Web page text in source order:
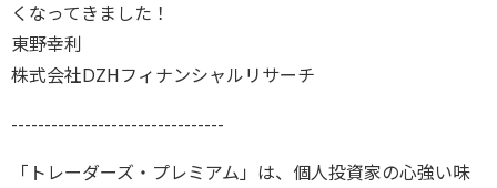
くなってきました！
東野幸利
株式会社DZHフィナンシャルリサーチ
--------------------------------
「トレーダーズ・プレミアム」は、個人投資家の心強い味